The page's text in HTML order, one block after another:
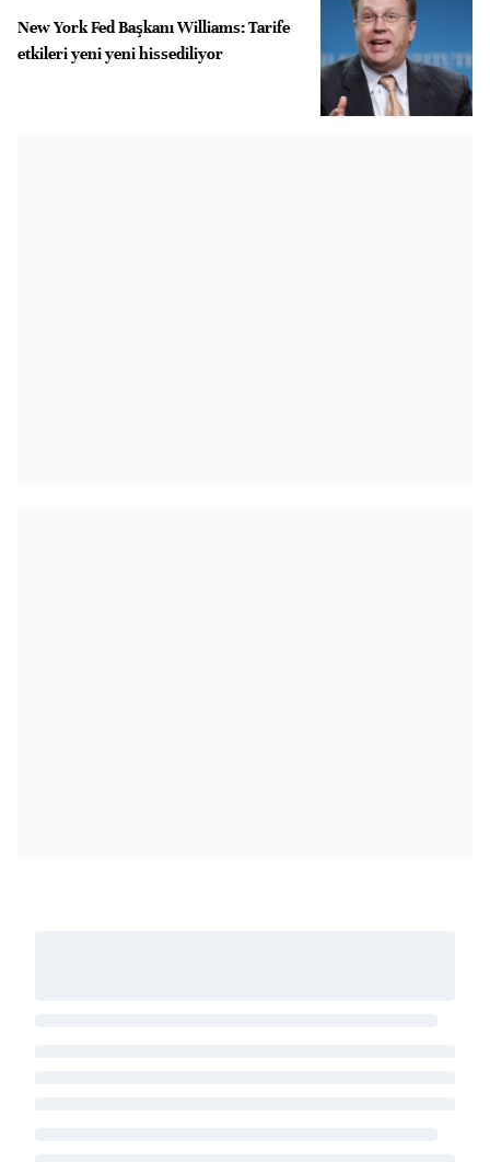
New York Fed Başkanı Williams: Tarife
etkileri yeni yeni hissediliyor